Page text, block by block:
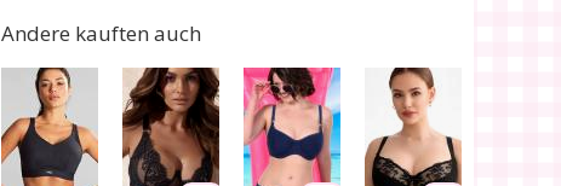
Andere kauften auch